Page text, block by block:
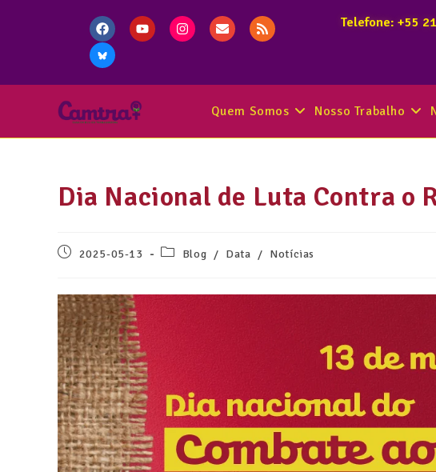
Telefone: +55
Quem Somos Nosso Trabalho
Dia Nacional de Luta Contra o
2025-05-13 Blog / Data / Notícias